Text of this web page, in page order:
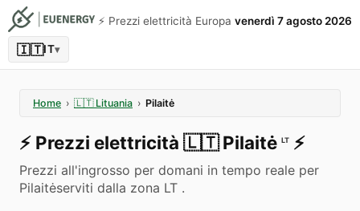
⚡️ Prezzi elettricità Europa venerdì 7 agosto 2026
🇮🇹IT▾
Home › 🇱🇹 Lituania › Pilaitė
⚡️ Prezzi elettricità 🇱🇹 Pilaitė LT ⚡️
Prezzi all'ingrosso per domani in tempo reale per
Pilaitėserviti dalla zona LT .